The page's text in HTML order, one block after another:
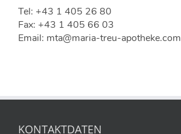
Tel: +43 1 405 26 80
Fax: +43 1 405 66 03
Email: mta@maria-treu-apotheke.com
KONTAKTDATEN